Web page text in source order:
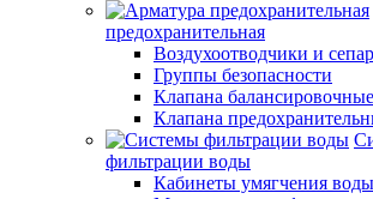
предохранительная
Воздухоотводчики и
Группы безопасности
Клапана
Клапана
фильтрации воды
Кабинеты умягчения воды